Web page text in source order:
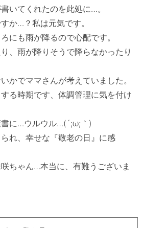
いてくれたのを此処に…。
か…？私は元気です。
にも雨が降るので心配です。
、雨が降りそうで降らなかったり
かでママさんが考えていました。
る時期です、体調管理に気を付け
書に…ウルウル…(´;ω;｀)
れ、幸せな『敬老の日』に感
ちゃん…本当に、有難うございま